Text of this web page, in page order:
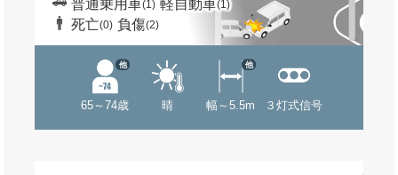
普通乗用車(1) 軽自動車(1)
死亡(0) 負傷(2)
65～74歳
他
晴 幅～5.5m
他
３灯式信号